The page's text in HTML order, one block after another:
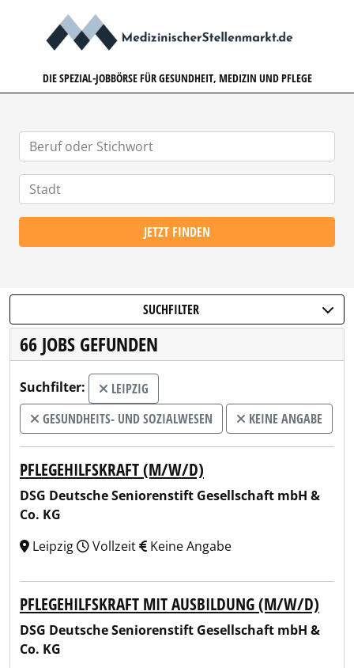
DIE SPEZIAL-JOBBÖRSE FÜR GESUNDHEIT, MEDIZIN UND PFLEGE
JETZT FINDEN
SUCHFILTER
66 JOBS GEFUNDEN
Suchfilter:
LEIPZIG
GESUNDHEITS- UND SOZIALWESEN
KEINE ANGABE
PFLEGEHILFSKRAFT (M/W/D)
DSG Deutsche Seniorenstift Gesellschaft mbH &
Co. KG
Leipzig
Vollzeit Keine Angabe
PFLEGEHILFSKRAFT MIT AUSBILDUNG (M/W/D)
DSG Deutsche Seniorenstift Gesellschaft mbH &
Co. KG